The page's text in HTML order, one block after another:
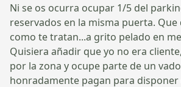
Ni se os ocurra ocupar 1/5 del
reservados en la misma puerta.
como te tratan...a grito pelado en
Quisiera añadir que yo no era
por la zona y ocupe parte de un
honradamente pagan para disponer